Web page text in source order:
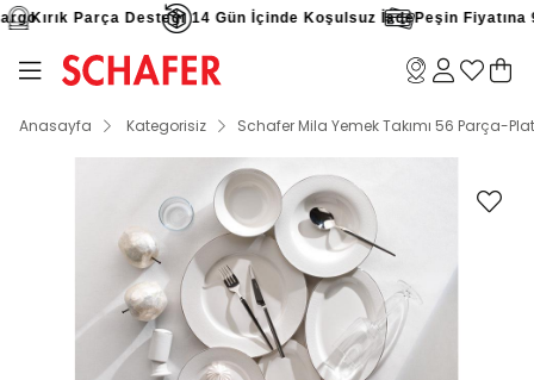
Kırık Parça Desteği 14 Gün İçinde Koşulsuz İadePeşin Fiyatına 9
Anasayfa Kategorisiz Schafer Mila Yemek Takımı 56 Parça-